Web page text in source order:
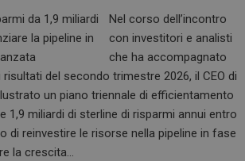
Nel corso dell’incontro
con investitori e analisti
che ha accompagnato
del secondo trimestre 2026, il CEO di
un piano triennale di efficientamento
1,9 miliardi di sterline di risparmi annui entro
di reinvestire le risorse nella pipeline in fase
la crescita…